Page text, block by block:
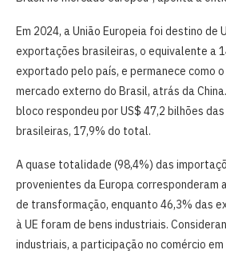
Em 2024, a União Europeia foi destino de
exportações brasileiras, o equivalente a
exportado pelo país, e permanece como
mercado externo do Brasil, atrás da
bloco respondeu por US$ 47,2 bilhões
brasileiras, 17,9% do total.
A quase totalidade (98,4%) das
provenientes da Europa corresponderam
de transformação, enquanto 46,3% das
à UE foram de bens industriais.
industriais, a participação no comércio